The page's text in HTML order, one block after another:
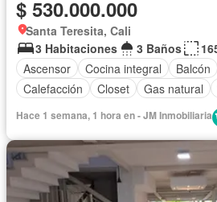
$ 530.000.000
Santa Teresita, Cali
3 Habitaciones
3 Baños
Ascensor
Cocina integral Balcón
Calefacción
Closet Gas natural
Hace 1 semana, 1 hora en - JM Inmobiliaria